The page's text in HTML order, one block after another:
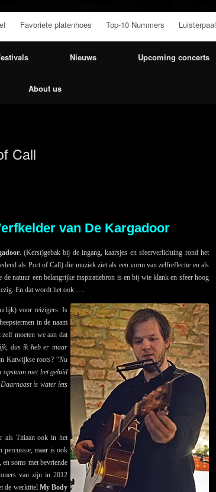
Favoriete platenhoes Top-10 Nummers Luisterpaal
Nieuws Upcoming concerts
About us
Call
van De Kargadoor
. (Kerst)gebak bij de ingang, kaarsjes en sfeerverlichting rond het
als Port of Call) die muziek ziet als een vorm van zelfreflectie en als
natuur een belangrijke inspiratiebron is en bij wie klank en sfeer hoog
En dat wordt het ook ….
voor reizigers. Is
in de naam
moeten we aan dat
dus ik heb er maar
Katwijkse roots? “Nu
met het geluid
is water iets
als Titiaan ook in het
percussie, maar is ook
soms met bevriende
van zijn in 2012
de werktitel My Body